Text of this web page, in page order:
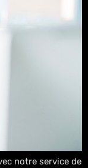
notre service de